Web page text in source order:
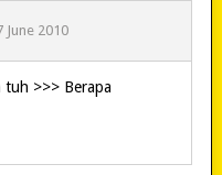
June 2010
tuh >>> Berapa